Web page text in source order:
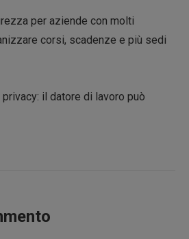
per aziende con molti
corsi, scadenze e più sedi
il datore di lavoro può